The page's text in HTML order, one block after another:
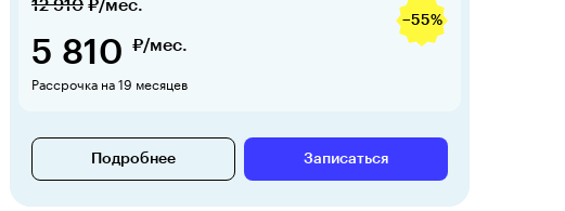
12 910 ₽/мес.
−55%
5 810 ₽/мес.
Рассрочка на 19 месяцев
Подробнее Записаться